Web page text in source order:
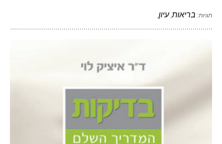
תגיות: בריאות ,עיון